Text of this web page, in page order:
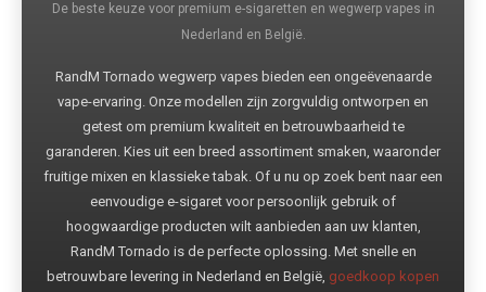
De beste keuze voor premium e-sigaretten en wegwerp vapes in
Nederland en België.
RandM Tornado wegwerp vapes bieden een ongeëvenaarde
vape-ervaring. Onze modellen zijn zorgvuldig ontworpen en
getest om premium kwaliteit en betrouwbaarheid te
garanderen. Kies uit een breed assortiment smaken, waaronder
fruitige mixen en klassieke tabak. Of u nu op zoek bent naar een
eenvoudige e-sigaret voor persoonlijk gebruik of
hoogwaardige producten wilt aanbieden aan uw klanten,
RandM Tornado is de perfecte oplossing. Met snelle en
betrouwbare levering in Nederland en België, goedkoop kopen